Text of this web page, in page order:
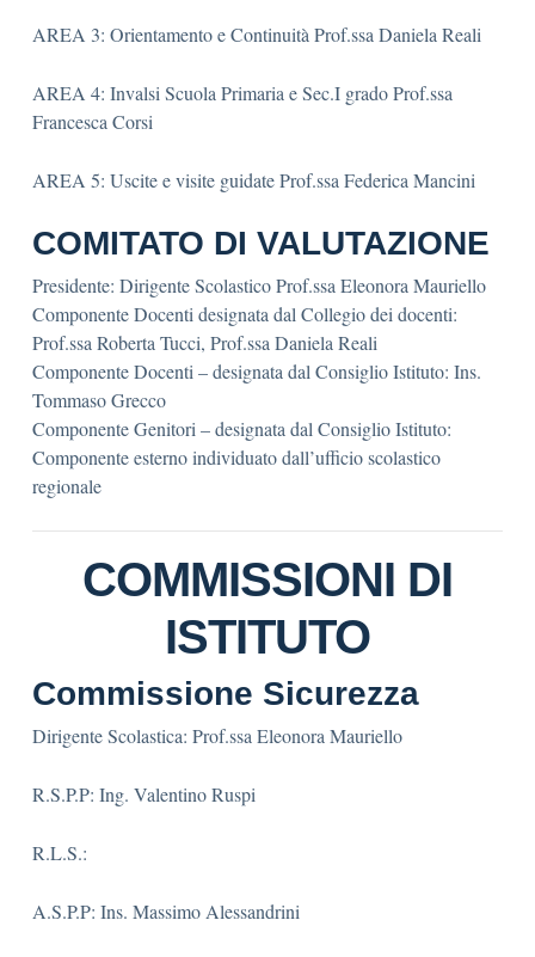
AREA 3: Orientamento e Continuità Prof.ssa Daniela Reali
AREA 4: Invalsi Scuola Primaria e Sec.I grado Prof.ssa
Francesca Corsi
AREA 5: Uscite e visite guidate Prof.ssa Federica Mancini
COMITATO DI VALUTAZIONE
Presidente: Dirigente Scolastico Prof.ssa Eleonora Mauriello
Componente Docenti designata dal Collegio dei docenti:
Prof.ssa Roberta Tucci, Prof.ssa Daniela Reali
Componente Docenti – designata dal Consiglio Istituto: Ins.
Tommaso Grecco
Componente Genitori – designata dal Consiglio Istituto:
Componente esterno individuato dall’ufficio scolastico
regionale
COMMISSIONI DI
ISTITUTO
Commissione Sicurezza
Dirigente Scolastica: Prof.ssa Eleonora Mauriello
R.S.P.P: Ing. Valentino Ruspi
R.L.S.:
A.S.P.P: Ins. Massimo Alessandrini